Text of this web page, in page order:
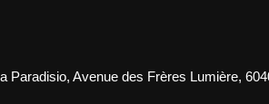
Paradisio, Avenue des Frères Lumière,